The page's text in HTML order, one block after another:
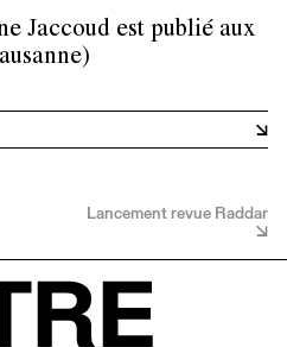
Jaccoud est publié aux
Lancement revue Raddar